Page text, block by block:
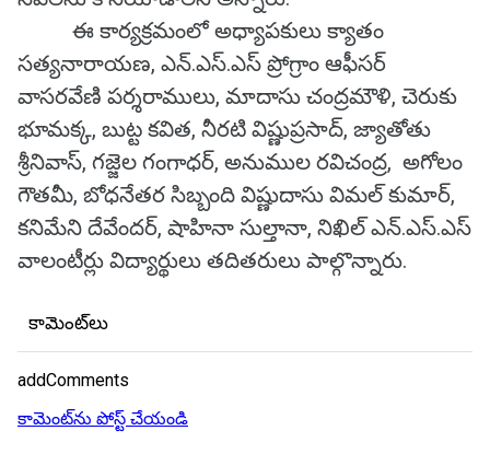
ఈ కార్యక్రమంలో అధ్యాపకులు క్యాతం
సత్యనారాయణ, ఎన్.ఎస్.ఎస్ ప్రోగ్రాం ఆఫీసర్
వాసరవేణి పర్శరాములు, మాదాసు చంద్రమౌళి, చెరుకు
భూమక్క, బుట్ట కవిత, నీరటి విష్ణుప్రసాద్, జ్యాతోతు
శ్రీనివాస్, గజ్జెల గంగాధర్, అనుముల రవిచంద్ర, అగోలం
గౌతమీ, బోధనేతర సిబ్బంది విష్ణుదాసు విమల్ కుమార్,
కనిమేని దేవేందర్, షాహినా సుల్తానా, నిఖిల్ ఎన్.ఎస్.ఎస్
వాలంటీర్లు విద్యార్థులు తదితరులు పాల్గొన్నారు.
కామెంట్‌లు
addComments
కామెంట్‌ను పోస్ట్ చేయండి